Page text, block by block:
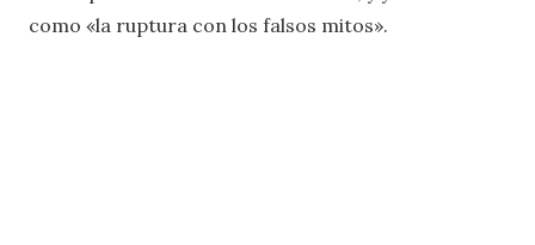
como «la ruptura con los falsos mitos».